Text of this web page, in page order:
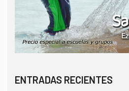
ENTRADAS RECIENTES